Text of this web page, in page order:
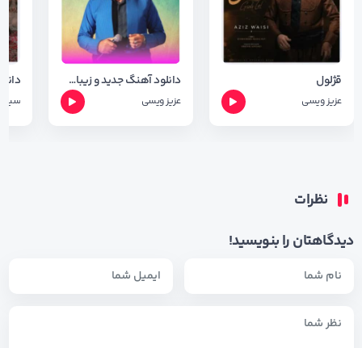
قژلول
عزیز ویسی
دانلود آهنگ جدید و زیبای عزیز ویسی به نام شه رت با کیفیت Orginal
عزیز ویسی
نظرات
دیدگاهتان را بنویسید!